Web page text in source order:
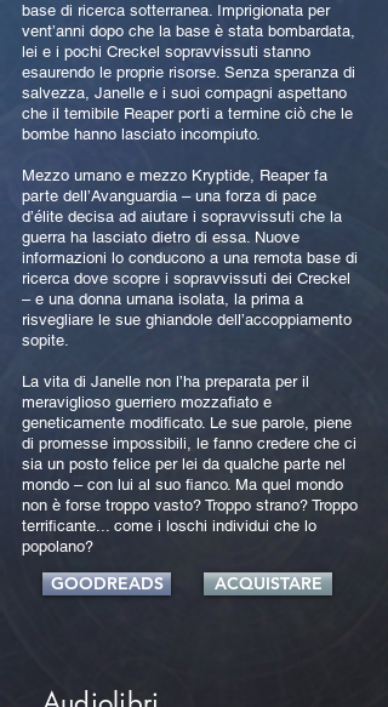
base di ricerca sotterranea. Imprigionata per
vent’anni dopo che la base è stata bombardata,
lei e i pochi Creckel sopravvissuti stanno
esaurendo le proprie risorse. Senza speranza di
salvezza, Janelle e i suoi compagni aspettano
che il temibile Reaper porti a termine ciò che le
bombe hanno lasciato incompiuto.
Mezzo umano e mezzo Kryptide, Reaper fa
parte dell’Avanguardia – una forza di pace
d’élite decisa ad aiutare i sopravvissuti che la
guerra ha lasciato dietro di essa. Nuove
informazioni lo conducono a una remota base di
ricerca dove scopre i sopravvissuti dei Creckel
– e una donna umana isolata, la prima a
risvegliare le sue ghiandole dell’accoppiamento
sopite.
La vita di Janelle non l’ha preparata per il
meraviglioso guerriero mozzafiato e
geneticamente modificato. Le sue parole, piene
di promesse impossibili, le fanno credere che ci
sia un posto felice per lei da qualche parte nel
mondo – con lui al suo fianco. Ma quel mondo
non è forse troppo vasto? Troppo strano? Troppo
terrificante... come i loschi individui che lo
popolano?
GOODREADS ACQUISTARE